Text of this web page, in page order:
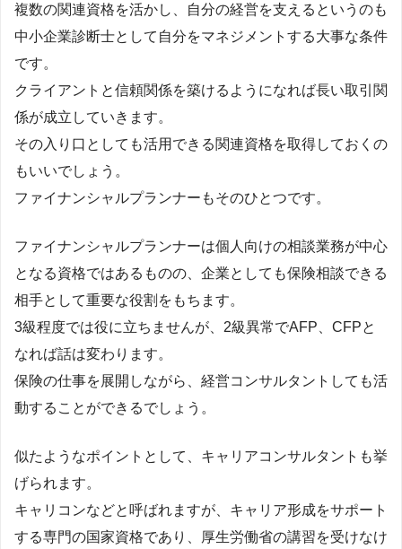
複数の関連資格を活かし、自分の経営を支えるというのも
中小企業診断士として自分をマネジメントする大事な条件
です。
クライアントと信頼関係を築けるようになれば長い取引関
係が成立していきます。
その入り口としても活用できる関連資格を取得しておくの
もいいでしょう。
ファイナンシャルプランナーもそのひとつです。
ファイナンシャルプランナーは個人向けの相談業務が中心
となる資格ではあるものの、企業としても保険相談できる
相手として重要な役割をもちます。
3級程度では役に立ちませんが、2級異常でAFP、CFPと
なれば話は変わります。
保険の仕事を展開しながら、経営コンサルタントしても活
動することができるでしょう。
似たようなポイントとして、キャリアコンサルタントも挙
げられます。
キャリコンなどと呼ばれますが、キャリア形成をサポート
する専門の国家資格であり、厚生労働省の講習を受けなけ